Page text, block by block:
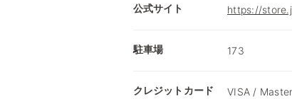
公式サイト https://
駐車場 173
クレジットカード VISA /